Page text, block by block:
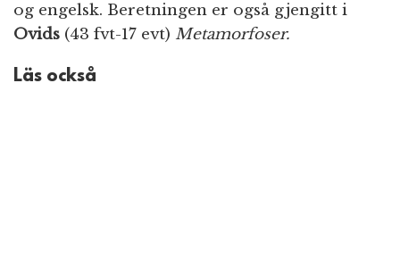
og engelsk. Beretningen er også gjengitt i
Ovids (43 fvt-17 evt) Metamorfoser.
Läs också